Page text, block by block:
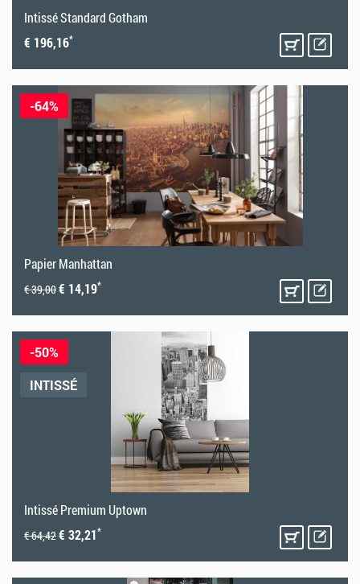
Intissé Standard Gotham
€ 196,16*
-64%
Papier Manhattan
€ 39,00€ 14,19*
-50%
INTISSÉ
Intissé Premium Uptown
€ 64,42€ 32,21*